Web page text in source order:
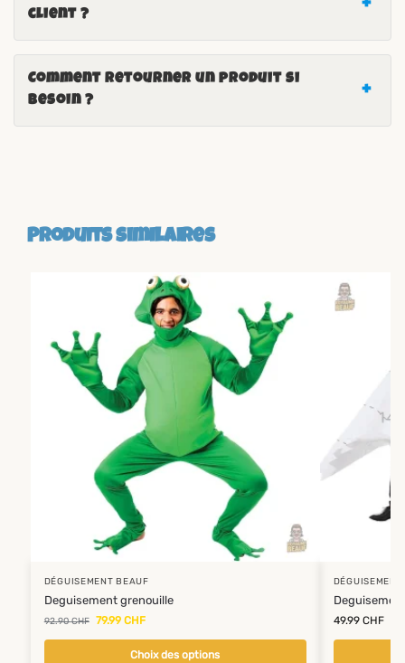
client ?
Comment retourner un produit si
besoin ?
Produits similaires
DÉGUISEMENT BEAUF
Deguisement grenouille
92.90CHF 79.99 CHF
Choix des options
49.99 CHF